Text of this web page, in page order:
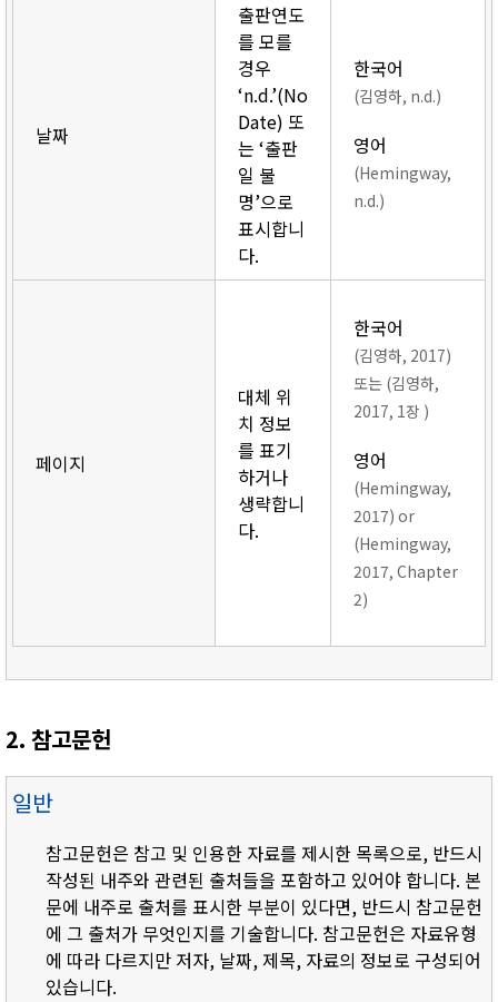
날짜
출판연도
를 모를
경우
‘n.d.’(No
Date) 또
는 ‘출판
일 불
명’으로
표시합니
다.
한국어
(김영하, n.d.)
영어
(Hemingway,
n.d.)
페이지
대체 위
치 정보
를 표기
하거나
생략합니
다.
한국어
(김영하, 2017)
또는 (김영하,
2017, 1장 )
영어
(Hemingway,
2017) or
(Hemingway,
2017, Chapter
2)
2. 참고문헌
일반
참고문헌은 참고 및 인용한 자료를 제시한 목록으로, 반드시
작성된 내주와 관련된 출처들을 포함하고 있어야 합니다. 본
문에 내주로 출처를 표시한 부분이 있다면, 반드시 참고문헌
에 그 출처가 무엇인지를 기술합니다. 참고문헌은 자료유형
에 따라 다르지만 저자, 날짜, 제목, 자료의 정보로 구성되어
있습니다.